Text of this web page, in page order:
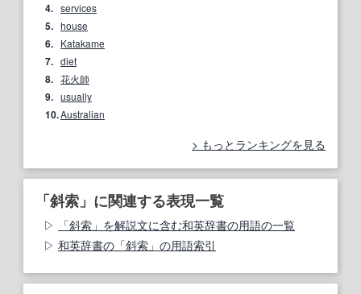
4. services
5. house
6. Katakame
7. diet
8. 花火師
9. usually
10.Australian
もっとランキングを見る
「斜索」に関連する表現一覧
「斜索」を解説文に含む和英辞書の用語の一覧
和英辞書の「斜索」の用語索引